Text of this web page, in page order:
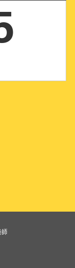
師